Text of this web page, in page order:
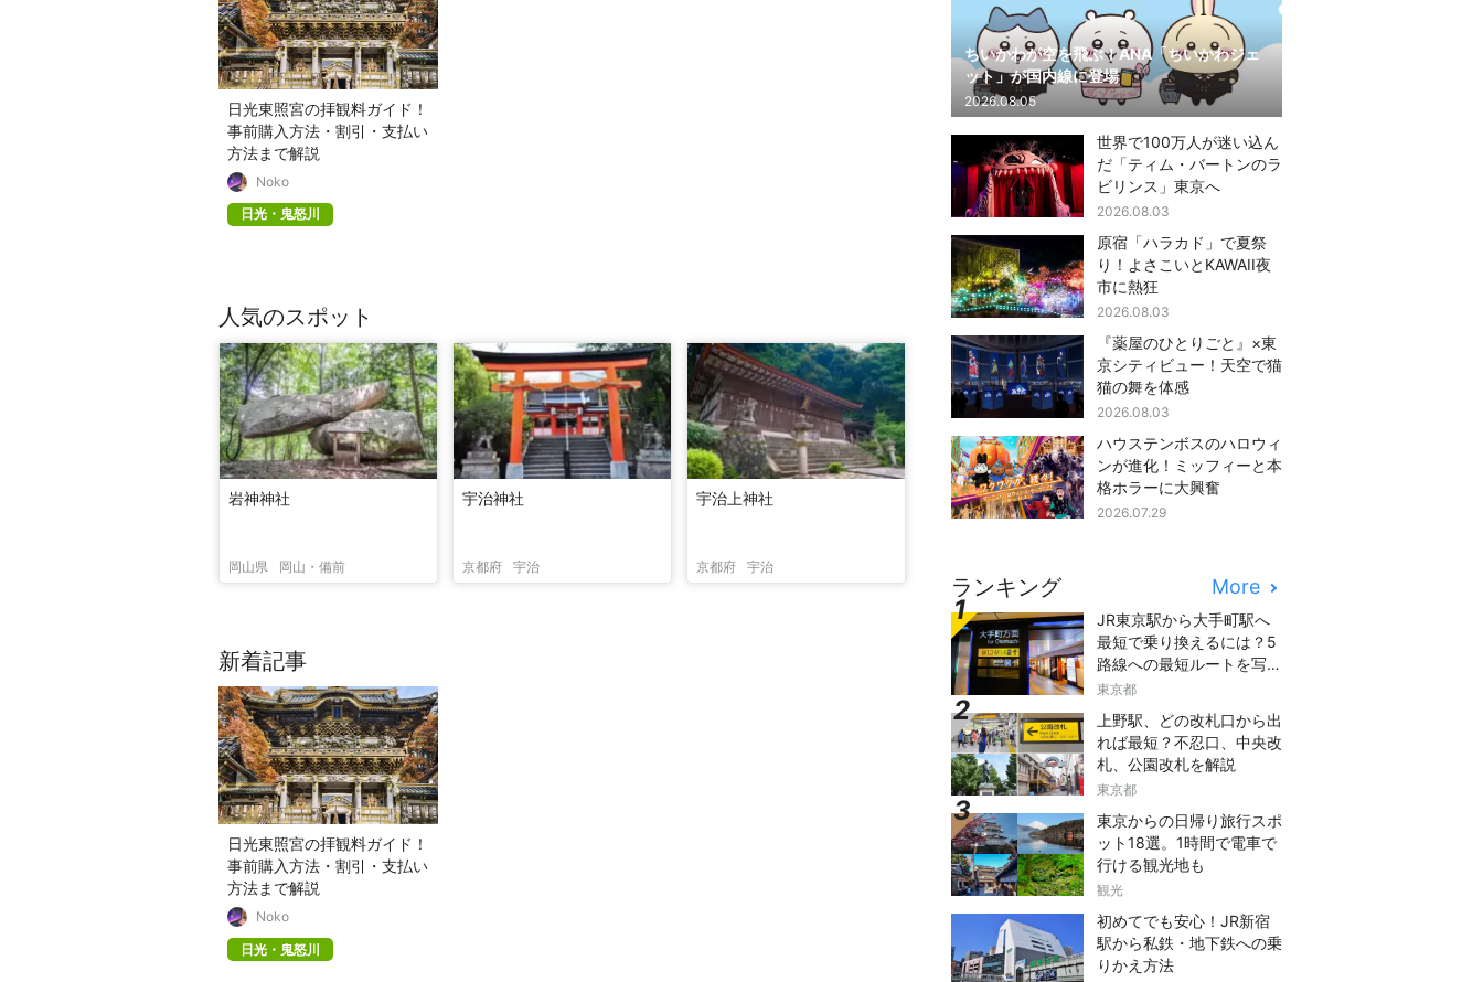
日光東照宮の拝観料ガイド！
事前購入方法・割引・支払い
方法まで解説
Noko
日光・鬼怒川
人気のスポット
岩神神社
岡山県 岡山・備前
宇治神社
京都府 宇治
宇治上神社
京都府 宇治
新着記事
日光東照宮の拝観料ガイド！
事前購入方法・割引・支払い
方法まで解説
Noko
日光・鬼怒川
ちいかわが空を飛ぶ！ANA「ちいかわジェ
ット」が国内線に登場
2026.08.05
世界で100万人が迷い込ん
だ「ティム・バートンのラ
ビリンス」東京へ
2026.08.03
原宿「ハラカド」で夏祭
り！よさこいとKAWAII夜
市に熱狂
2026.08.03
『薬屋のひとりごと』×東
京シティビュー！天空で猫
猫の舞を体感
2026.08.03
ハウステンボスのハロウィ
ンが進化！ミッフィーと本
格ホラーに大興奮
2026.07.29
ランキング More
JR東京駅から大手町駅へ
最短で乗り換えるには？5
路線への最短ルートを写真
つきでご紹介
東京都
上野駅、どの改札口から出
れば最短？不忍口、中央改
札、公園改札を解説
東京都
東京からの日帰り旅行スポ
ット18選。1時間で電車で
行ける観光地も
観光
初めてでも安心！JR新宿
駅から私鉄・地下鉄への乗
りかえ方法